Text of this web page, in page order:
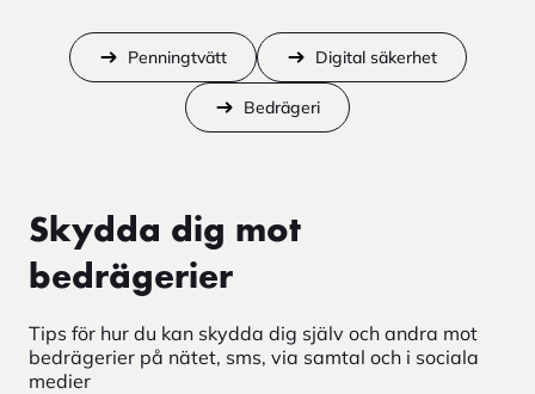
Penningtvätt Digital säkerhet
Bedrägeri
Skydda dig mot
bedrägerier
Tips för hur du kan skydda dig själv och andra mot
bedrägerier på nätet, sms, via samtal och i sociala
medier